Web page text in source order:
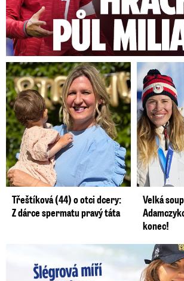
Třeštíková (44) o otci dcery:
Z dárce spermatu pravý táta
Velká
konec!
Lucie Šlégrová míří na Primu. Překvapení